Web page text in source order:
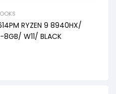
RYZEN 9 8940HX/
W11/ BLACK